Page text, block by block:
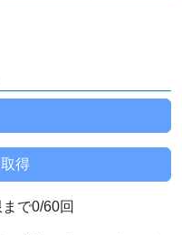
で0/60回